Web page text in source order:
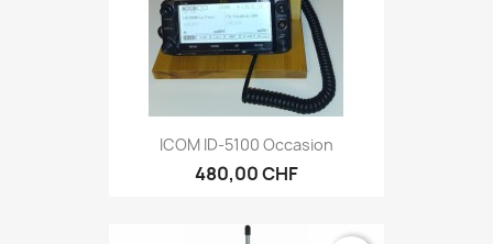
ICOM ID-5100 Occasion
480,00 CHF